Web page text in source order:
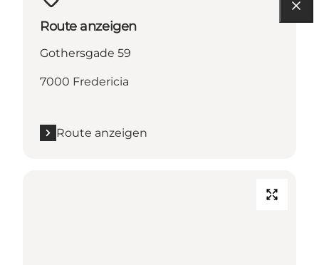
Route anzeigen
Gothersgade 59
7000 Fredericia
Route anzeigen